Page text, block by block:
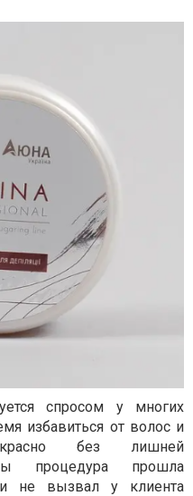
спросом у многих
избавиться от волос и
без лишней
процедура прошла
не вызвал у клиента